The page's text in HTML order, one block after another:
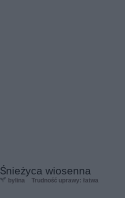
Śnieżyca wiosenna
bylina Trudność uprawy: łatwa